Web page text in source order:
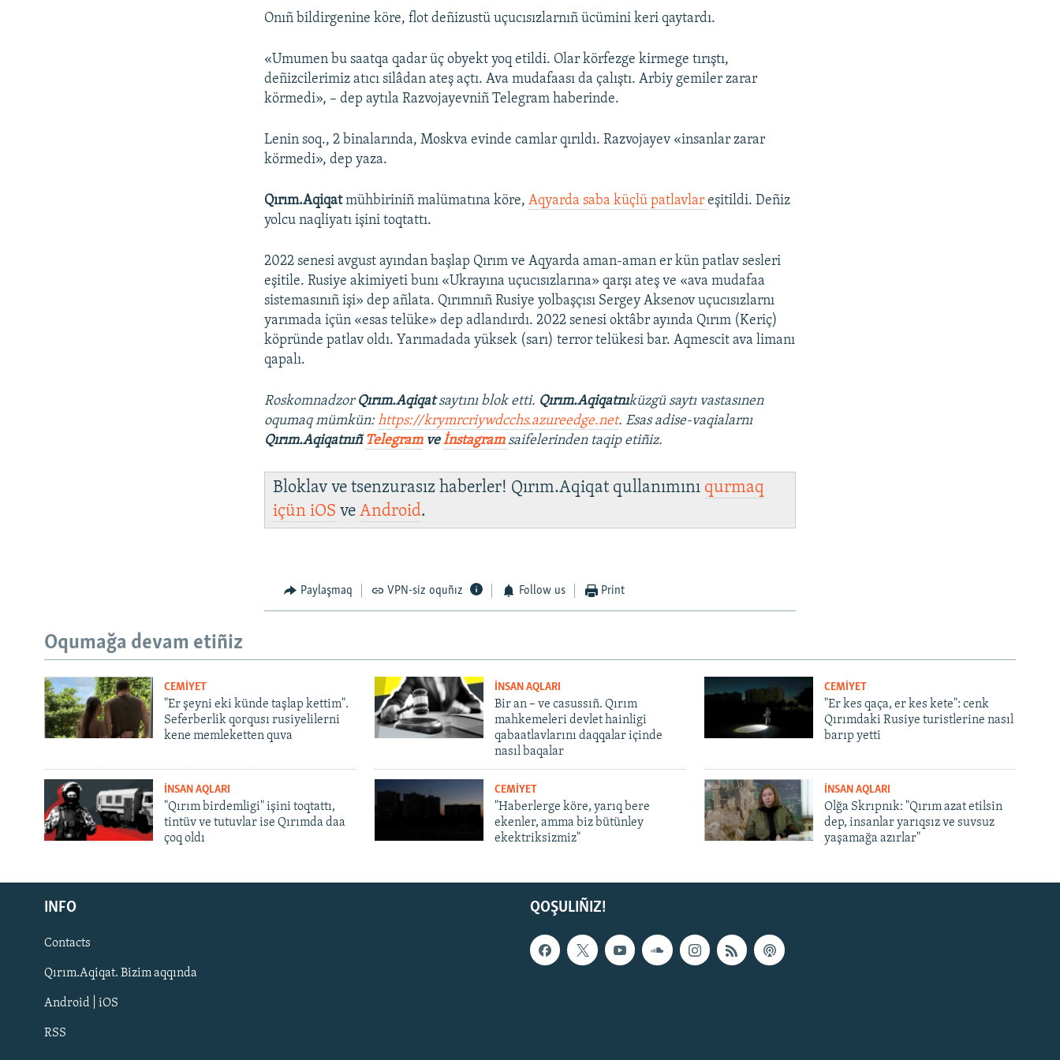
Русский
Українською
QOŞULIÑIZ!
Onıñ bildirgenine köre, flot deñizustü uçucısızlarnıñ ücümini keri qaytardı.
«Umumen bu saatqa qadar üç obyekt yoq etildi. Olar körfezge kirmege tırıştı,
deñizcilerimiz atıcı silâdan ateş açtı. Ava mudafaası da çalıştı. Arbiy gemiler zarar
körmedi», – dep aytıla Razvojayevniñ Telegram haberinde.
Lenin soq., 2 binalarında, Moskva evinde camlar qırıldı. Razvojayev «insanlar zarar
körmedi», dep yaza.
Qırım.Aqiqatmühbiriniñ malümatına köre,Aqyarda saba küçlü patlavlareşitildi. Deñiz
yolcu naqliyatı işini toqtattı.
2022 senesi avgust ayından başlap Qırım ve Aqyarda aman-aman er kün patlav sesleri
eşitile. Rusiye akimiyeti bunı «Ukrayına uçucısızlarına» qarşı ateş ve «ava mudafaa
sistemasınıñ işi» dep añlata. Qırımnıñ Rusiye yolbaşçısı Sergey Aksenov uçucısızlarnı
yarımada içün «esas telüke» dep adlandırdı. 2022 senesi oktâbr ayında Qırım (Keriç)
köpründe patlav oldı. Yarımadada yüksek (sarı) terror telükesi bar. Aqmescit ava limanı
qapalı.
Roskomnadzor Qırım.Aqiqatsaytını blok etti. Qırım.Aqiqatnıküzgü saytı vastasınen
oqumaq mümkün:https://krymrcriywdcchs.azureedge.net. Esas adise-vaqialarnı
Qırım.Aqiqatnıñ Telegramveİnstagram saifelerinden taqip etiñiz.
Bloklav ve tsenzurasız haberler! Qırım.Aqiqat qullanımını qurmaq
içüniOS veAndroid.
Paylaşmaq VPN-siz oquñız Follow us Print
Oqumağa devam etiñiz
CEMİYET
"Er şeyni eki künde taşlap kettim".
Seferberlik qorqusı rusiyelilerni
kene memleketten quva
İNSAN AQLARI
Bir an – ve casussıñ. Qırım
mahkemeleri devlet hainligi
qabaatlavlarını daqqalar içinde
nasıl baqalar
CEMİYET
"Er kes qaça, er kes kete": cenk
Qırımdaki Rusiye turistlerine nasıl
barıp yetti
İNSAN AQLARI
"Qırım birdemligi" işini toqtattı,
tintüv ve tutuvlar ise Qırımda daa
çoq oldı
CEMİYET
"Haberlerge köre, yarıq bere
ekenler, amma biz bütünley
ekektriksizmiz"
İNSAN AQLARI
Olğa Skrıpnık: "Qırım azat etilsin
dep, insanlar yarıqsız ve suvsuz
yaşamağa azırlar"
QOŞULIÑIZ!
INFO
Contacts
Qırım.Aqiqat. Bizim aqqında
Android | iOS
RSS